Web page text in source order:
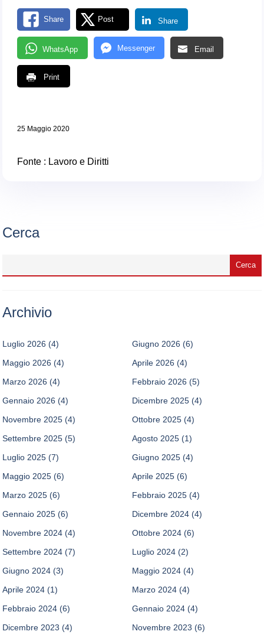
Share Post Share
WhatsApp Messenger Email
Print
25 Maggio 2020
Fonte : Lavoro e Diritti
Cerca
Archivio
Luglio 2026 (4) Giugno 2026 (6)
Maggio 2026 (4) Aprile 2026 (4)
Marzo 2026 (4) Febbraio 2026 (5)
Gennaio 2026 (4) Dicembre 2025 (4)
Novembre 2025 (4) Ottobre 2025 (4)
Settembre 2025 (5) Agosto 2025 (1)
Luglio 2025 (7) Giugno 2025 (4)
Maggio 2025 (6) Aprile 2025 (6)
Marzo 2025 (6) Febbraio 2025 (4)
Gennaio 2025 (6) Dicembre 2024 (4)
Novembre 2024 (4) Ottobre 2024 (6)
Settembre 2024 (7) Luglio 2024 (2)
Giugno 2024 (3) Maggio 2024 (4)
Aprile 2024 (1) Marzo 2024 (4)
Febbraio 2024 (6) Gennaio 2024 (4)
Dicembre 2023 (4) Novembre 2023 (6)